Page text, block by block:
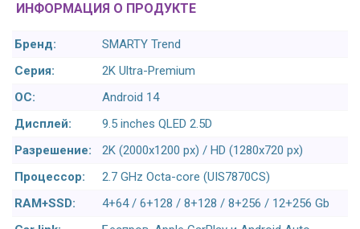
ИНФОРМАЦИЯ О ПРОДУКТЕ
Бренд:
SMARTY Trend
Серия:
2K Ultra-Premium
ОС:
Android 14
Дисплей:
9.5 inches QLED 2.5D
Разрешение:
2K (2000x1200 px) / HD (1280x720 px)
Процессор:
2.7 GHz Octa-core (UIS7870CS)
RAM+SSD:
4+64 / 6+128 / 8+128 / 8+256 / 12+256 Gb